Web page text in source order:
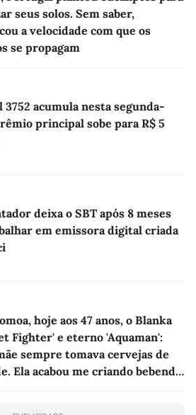
seus solos. Sem saber,
a velocidade com que os
se propagam
acumula nesta segunda-
principal sobe para R$ 5
deixa o SBT após 8 meses
em emissora digital criada
hoje aos 47 anos, o Blanka
Fighter' e eterno 'Aquaman':
sempre tomava cervejas de
Ela acabou me criando bebendo